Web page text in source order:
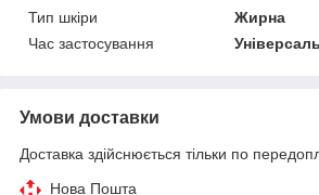
Тип шкіри
Жирна
Час застосування
Умови доставки
Доставка здійснюється тільки по
Нова Пошта